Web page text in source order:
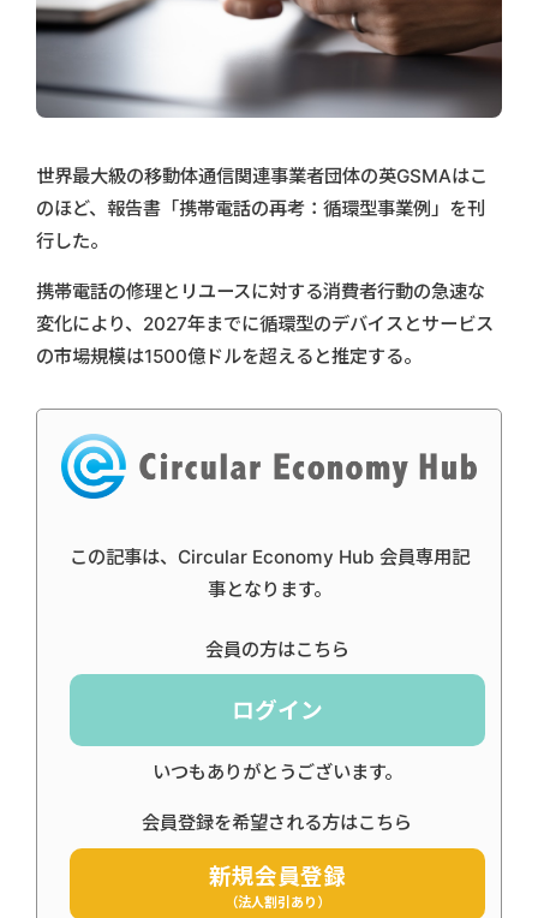
世界最大級の移動体通信関連事業者団体の英GSMAはこ
のほど、報告書「携帯電話の再考：循環型事業例」を刊
行した。
携帯電話の修理とリユースに対する消費者行動の急速な
変化により、2027年までに循環型のデバイスとサービス
の市場規模は1500億ドルを超えると推定する。
この記事は、Circular Economy Hub 会員専用記
事となります。
会員の方はこちら
ログイン
いつもありがとうございます。
会員登録を希望される方はこちら
新規会員登録
（法人割引あり）